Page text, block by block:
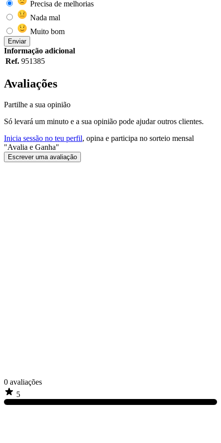
Precisa de melhorias
Nada mal
Muito bom
Enviar
Informação adicional
Ref. 951385
Avaliações
Partilhe a sua opinião
Só levará um minuto e a sua opinião pode ajudar outros clientes.
Inicia sessão no teu perfil, opina e participa no sorteio mensal
"Avalia e Ganha"
Escrever uma avaliação
0 avaliações
5